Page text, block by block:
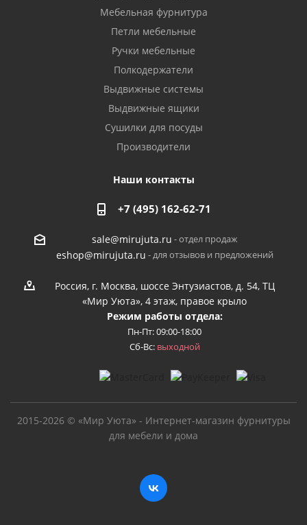
Мебельная фурнитура
Петли мебельные
Ручки мебельные
Полкодержатели
Выдвижные системы
Выдвижные ящики
Сушилки для посуды
Производители
Наши контакты
+7 (495) 162-62-71
sale@mirujuta.ru - отдел продаж
eshop@mirujuta.ru - для отзывов и предложений
Россия, г. Москва, шоссе Энтузиастов, д. 54, ТЦ
«Мир Уюта», 4 этаж, правое крыло
Режим работы отдела:
Пн-Пт: 09:00-18:00
Сб-Вс: выходной
2015-2026 © «Мир Уюта» - Интернет-магазин фурнитуры
для мебели и дома